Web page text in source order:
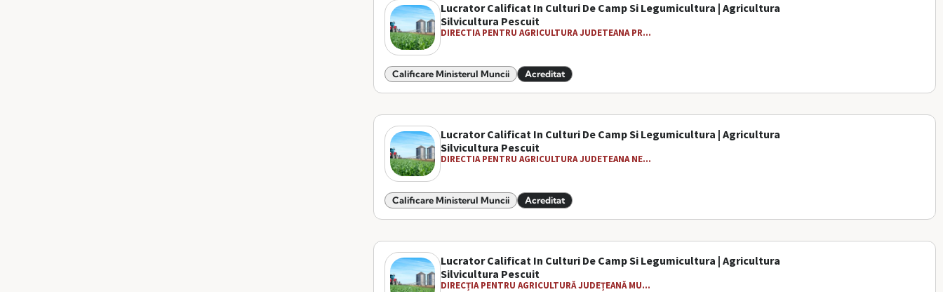
Lucrator Calificat In Culturi De Camp Si Legumicultura | Agricultura
Silvicultura Pescuit
DIRECTIA PENTRU AGRICULTURA JUDETEANA PR...
Calificare Ministerul Muncii Acreditat
Lucrator Calificat In Culturi De Camp Si Legumicultura | Agricultura
Silvicultura Pescuit
DIRECTIA PENTRU AGRICULTURA JUDETEANA NE...
Calificare Ministerul Muncii Acreditat
Lucrator Calificat In Culturi De Camp Si Legumicultura | Agricultura
Silvicultura Pescuit
DIRECȚIA PENTRU AGRICULTURĂ JUDEȚEANĂ MU...